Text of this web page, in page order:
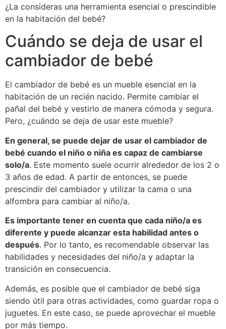
¿La consideras una herramienta esencial o prescindible
en la habitación del bebé?
Cuándo se deja de usar el
cambiador de bebé
El cambiador de bebé es un mueble esencial en la
habitación de un recién nacido. Permite cambiar el
pañal del bebé y vestirlo de manera cómoda y segura.
Pero, ¿cuándo se deja de usar este mueble?
En general, se puede dejar de usar el cambiador de
bebé cuando el niño o niña es capaz de cambiarse
solo/a. Este momento suele ocurrir alrededor de los 2 o
3 años de edad. A partir de entonces, se puede
prescindir del cambiador y utilizar la cama o una
alfombra para cambiar al niño/a.
Es importante tener en cuenta que cada niño/a es
diferente y puede alcanzar esta habilidad antes o
después. Por lo tanto, es recomendable observar las
habilidades y necesidades del niño/a y adaptar la
transición en consecuencia.
Además, es posible que el cambiador de bebé siga
siendo útil para otras actividades, como guardar ropa o
juguetes. En este caso, se puede aprovechar el mueble
por más tiempo.